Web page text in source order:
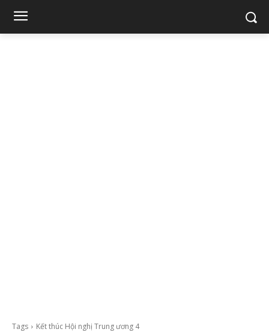
Tags Kết thúc Hội nghị Trung ương 4